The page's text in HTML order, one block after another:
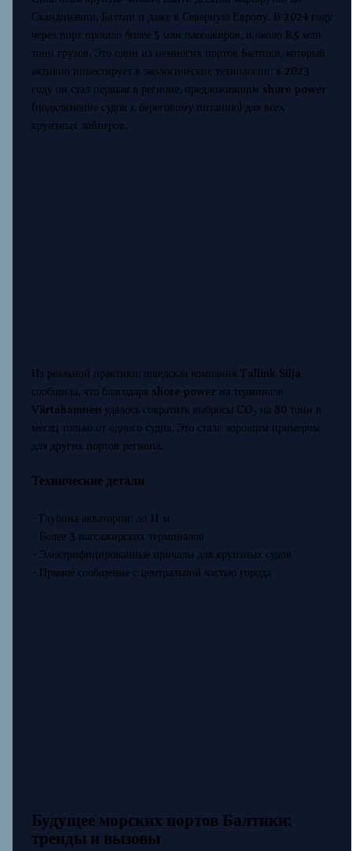
Скандинавии, Балтии и даже в Северную Европу. В 2024 году
через порт прошло более 5 млн пассажиров, и около 8,5 млн
тонн грузов. Это один из немногих портов Балтики, который
активно инвестирует в экологические технологии: в 2023
году он стал первым в регионе, предложившим shore power
(подключение судов к береговому питанию) для всех
круизных лайнеров.
Из реальной практики: шведская компания Tallink Silja
сообщила, что благодаря shore power на терминале
Värtahamnen удалось сократить выбросы CO₂ на 80 тонн в
месяц только от одного судна. Это стало хорошим примером
для других портов региона.
Технические детали
- Глубина акватории: до 11 м
- Более 3 пассажирских терминалов
- Электрифицированные причалы для круизных судов
- Прямое сообщение с центральной частью города
Будущее морских портов Балтики:
тренды и вызовы